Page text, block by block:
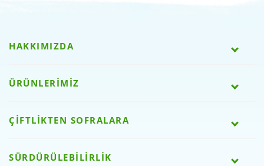
HAKKIMIZDA
ÜRÜNLERİMİZ
ÇİFTLİKTEN SOFRALARA
SÜRDÜRÜLEBİLİRLİK